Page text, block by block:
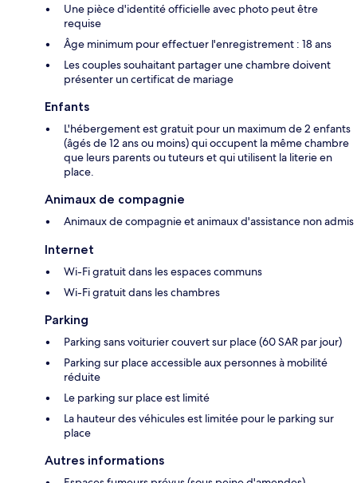
Une pièce d'identité officielle avec photo peut être
requise
Âge minimum pour effectuer l'enregistrement : 18 ans
Les couples souhaitant partager une chambre doivent
présenter un certificat de mariage
Enfants
L'hébergement est gratuit pour un maximum de 2 enfants
(âgés de 12 ans ou moins) qui occupent la même chambre
que leurs parents ou tuteurs et qui utilisent la literie en
place.
Animaux de compagnie
Animaux de compagnie et animaux d'assistance non admis
Internet
Wi-Fi gratuit dans les espaces communs
Wi-Fi gratuit dans les chambres
Parking
Parking sans voiturier couvert sur place (60 SAR par jour)
Parking sur place accessible aux personnes à mobilité
réduite
Le parking sur place est limité
La hauteur des véhicules est limitée pour le parking sur
place
Autres informations